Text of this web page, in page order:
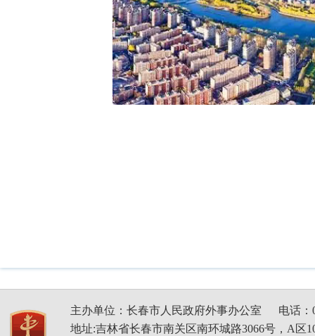
主办单位：长春市人民政府外事办公室
电话：
地址:吉林省长春市南关区南环城路3066号，A区